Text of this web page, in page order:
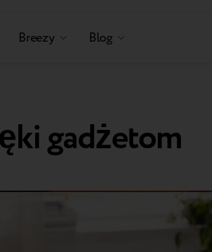
Breezy Blog
gadżetom